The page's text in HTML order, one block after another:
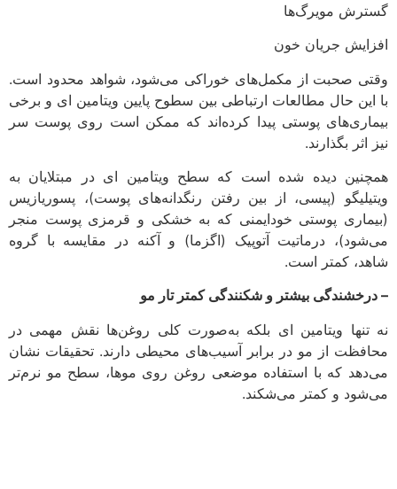
گسترش مویرگ‌ها
افزایش جریان خون
وقتی صحبت از مکمل‌های خوراکی می‌شود، شواهد محدود است.
با این حال مطالعات ارتباطی بین سطوح پایین ویتامین ای و برخی
بیماری‌های پوستی پیدا کرده‌اند که ممکن است روی پوست سر
نیز اثر بگذارند.
همچنین دیده شده است که سطح ویتامین ای در مبتلایان به
ویتیلیگو (پیسی، از بین رفتن رنگدانه‌های پوست)، پسوریازیس
(بیماری پوستی خودایمنی که به خشکی و قرمزی پوست منجر
می‌شود)، درماتیت آتوپیک (اگزما) و آکنه در مقایسه با گروه
شاهد، کمتر است.
– درخشندگی بیشتر و شکنندگی کمتر تار مو
نه تنها ویتامین ای بلکه به‌صورت کلی روغن‌ها نقش مهمی در
محافظت از مو در برابر آسیب‌های محیطی دارند. تحقیقات نشان
می‌دهد که با استفاده موضعی روغن روی موها، سطح مو نرم‌تر
می‌شود و کمتر می‌شکند.